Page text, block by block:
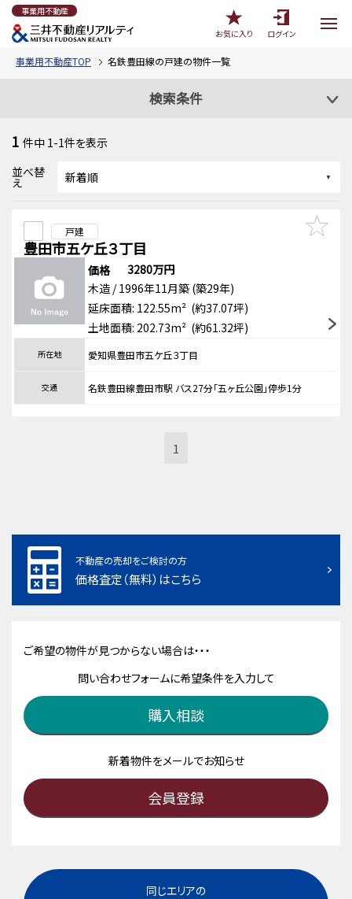
事業用不動産
お気に入り
ログイン
事業用不動産TOP 名鉄豊田線の戸建の物件一覧
検索条件
1 件中 1-1件を表示
並べ替
え
戸建
豊田市五ケ丘３丁目
価格
3280万円
木造 / 1996年11月築 (築29年)
延床面積: 122.55m² (約37.07坪)
土地面積: 202.73m² (約61.32坪)
所在地 愛知県豊田市五ケ丘３丁目
交通 名鉄豊田線豊田市駅 バス27分「五ヶ丘公園」停歩1分
1
不動産の売却をご検討の方
価格査定（無料）はこちら
ご希望の物件が見つからない場合は・・・
問い合わせフォームに希望条件を入力して
購入相談
新着物件をメールでお知らせ
会員登録
同じエリアの